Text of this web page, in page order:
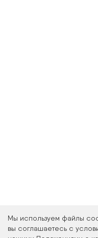
Мы используем файлы
вы соглашаетесь с